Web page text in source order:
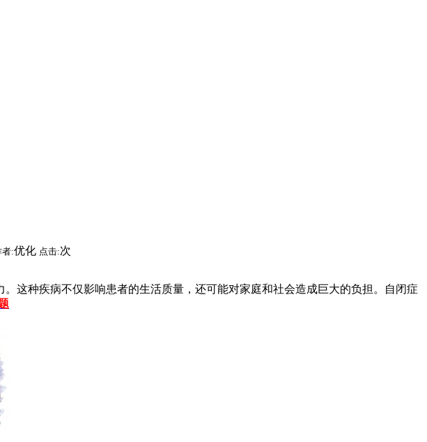
者:优化 点击:次
种疾病不仅影响患者的生活质量，还可能对家庭和社会造成巨大的负担。自闭症